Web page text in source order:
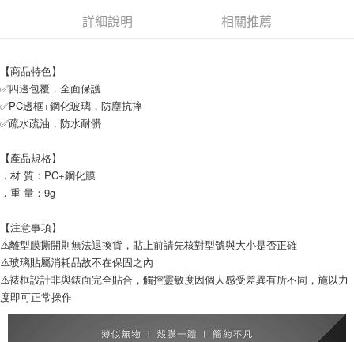
每筆NT$65，滿NT$690(含以上)免運費
宅配
每筆NT$100，滿NT$990(含以上)免運費
詳細說明 相關推薦
【商品特色】
✅四邊包覆，全面保護
✅PC邊框+鋼化玻璃，防塵抗摔
✅疏水疏油，防水耐髒
【產品規格】
．材 質：PC+鋼化膜
．重 量：9g
【注意事項】
⚠️離型膜撕開則無法退換貨，貼上前請先核對型號與大小是否正確
⚠️玻璃貼屬消耗品故不在保固之內
⚠️裱框設計非與錶面完全貼合，觸控靈敏度因個人感受差異有所不同，施以力
度即可正常操作